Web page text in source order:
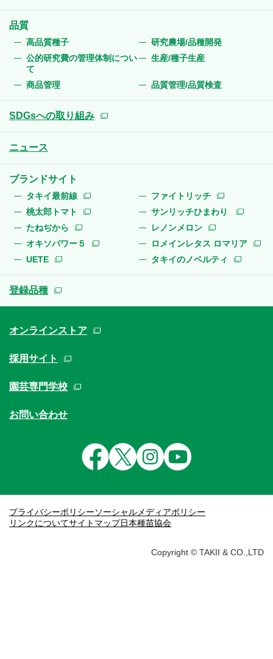
品質
高品質種子
研究農場/品種開発
公的研究費の管理体制につい
て
生産/種子生産
商品管理 品質管理/品質検査
SDGsへの取り組み
ニュース
ブランドサイト
タキイ最前線
ファイトリッチ
桃太郎トマト
サンリッチひまわり
たねぢから
レノンメロン
オキソパワー５
ロメインレタス ロマリア
UETE
タキイのノベルティ
登録品種
オンラインストア
採用サイト
園芸専門学校
お問い合わせ
プライバシーポリシーソーシャルメディアポリシー
リンクについてサイトマップ日本種苗協会
Copyright © TAKII & CO.,LTD